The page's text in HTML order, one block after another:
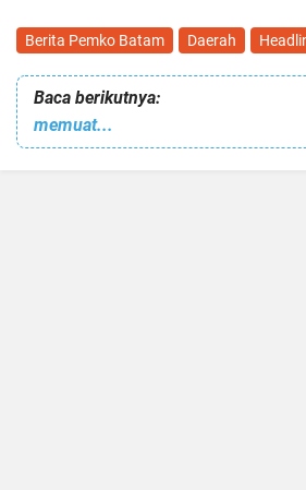
Berita Pemko Batam Daerah
Baca berikutnya:
memuat...